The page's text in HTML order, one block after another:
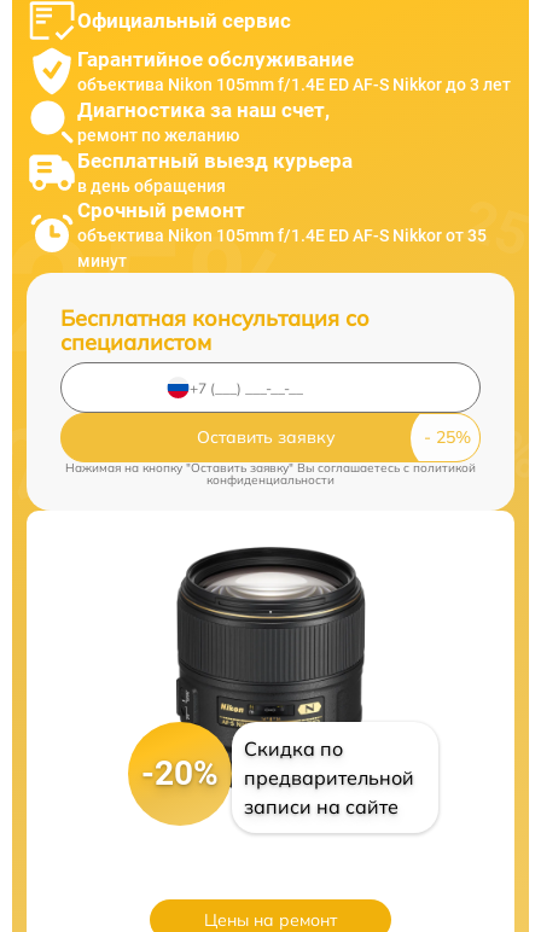
Официальный сервис
Гарантийное обслуживание
объектива Nikon 105mm f/1.4E ED AF-S Nikkor до 3 лет
Диагностика за наш счет,
ремонт по желанию
Бесплатный выезд курьера
в день обращения
Срочный ремонт
объектива Nikon 105mm f/1.4E ED AF-S Nikkor от 35
минут
Бесплатная консультация со
специалистом
Оставить заявку
Нажимая на кнопку "Оставить заявку" Вы соглашаетесь cполитикой
конфиденциальности
-20%
Скидка по
предварительной
записи на сайте
Цены на ремонт